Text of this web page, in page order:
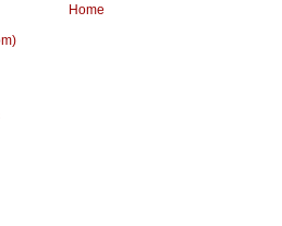
Home